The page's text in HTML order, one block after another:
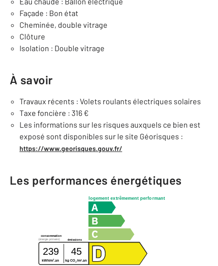
Façade : Bon état
Cheminée, double vitrage
Clôture
Isolation : Double vitrage
À savoir
Travaux récents : Volets roulants électriques solaires
Taxe foncière : 316 €
Les informations sur les risques auxquels ce bien est
exposé sont disponibles sur le site Géorisques :
https://www.georisques.gouv.fr/
Les performances énergétiques
logement extrêmement performant
consommation
émissions
(énergie primaire)
239 45
kWh/m2.an kg CO2 /m2 .an